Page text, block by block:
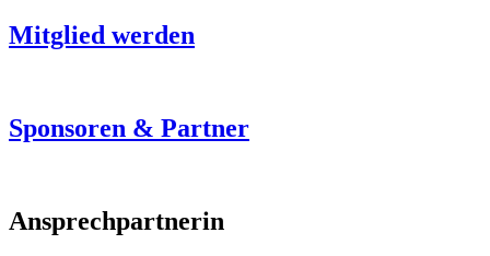
Mitglied werden
Sponsoren & Partner
Ansprechpartnerin